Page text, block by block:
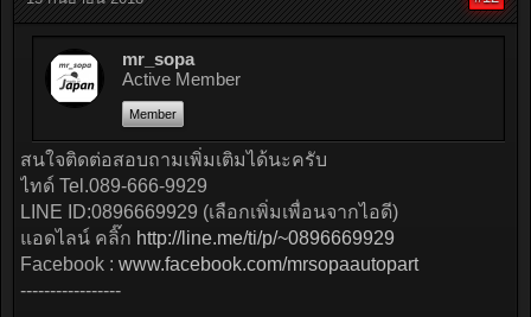
mr_sopa
Active Member
Member
สนใจติดต่อสอบถามเพิ่มเติมได้นะครับ
ไทด์ Tel.089-666-9929
LINE ID:0896669929 (เลือกเพิ่มเพื่อนจากไอดี)
แอดไลน์ คลิ๊ก http://line.me/ti/p/~0896669929
Facebook : www.facebook.com/mrsopaautopart
-----------------